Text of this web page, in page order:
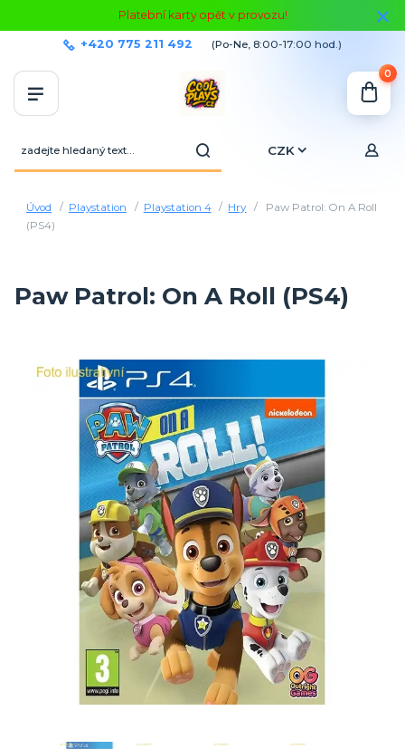
Platební karty opět v provozu!
CZK
+420 775 211 492 (Po-Ne, 8:00-17:00 hod.)
0
Úvod Playstation Playstation 4 Hry
Paw Patrol: On A Roll
(PS4)
Paw Patrol: On A Roll (PS4)